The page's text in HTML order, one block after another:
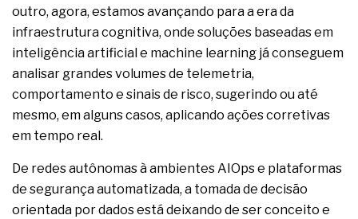
outro, agora, estamos avançando para a era da
infraestrutura cognitiva, onde soluções baseadas em
inteligência artificial e machine learning já conseguem
analisar grandes volumes de telemetria,
comportamento e sinais de risco, sugerindo ou até
mesmo, em alguns casos, aplicando ações corretivas
em tempo real.
De redes autônomas à ambientes AIOps e plataformas
de segurança automatizada, a tomada de decisão
orientada por dados está deixando de ser conceito e